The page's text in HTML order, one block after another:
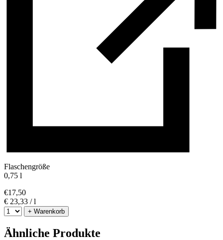
Flaschengröße
0,75 l
€17,50
€ 23,33 / l
+ Warenkorb
Ähnliche Produkte